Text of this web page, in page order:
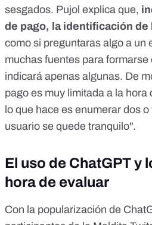
sesgados. Pujol explica que,
de pago, la identificación de
como si preguntaras algo a un
muchas fuentes para formarse
indicará apenas algunas. De
pago es muy limitada a la hora
lo que hace es enumerar dos
usuario se quede tranquilo".
El uso de ChatGPT y
hora de evaluar
Con la popularización de